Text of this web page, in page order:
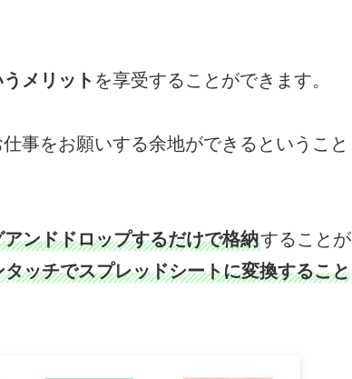
うメリット を享受することができます。
事をお願いする余地ができるということ
ンドドロップするだけで格納することが
ッチでスプレッドシートに変換すること